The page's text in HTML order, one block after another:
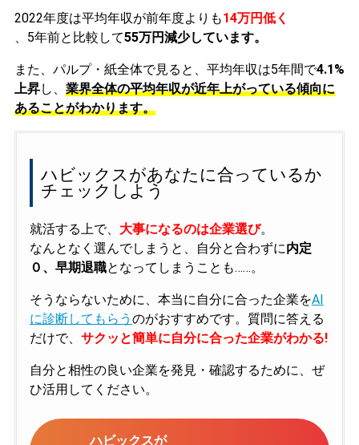
2022年度は平均年収が前年度よりも14万円低く
、5年前と比較して55万円減少しています。
また、パルプ・紙全体で見ると、平均年収は5年間で4.1%
上昇し、 業界全体の平均年収が近年上がっている傾向に
あることがわかります。
ハビックスがあなたに合っているか
チェックしよう
就活する上で、 大事になるのは企業選び。
なんとなく選んでしまうと、自分と合わずに内定
０、早期退職となってしまうことも……。
そうならないために、本当に自分に合った企業をAI
に診断してもらう のがおすすめです。質問に答える
だけで、 サクッと簡単に自分に合った企業がわかる!
自分と相性の良い企業を発見・確認するために、ぜ
ひ活用してください。
ハビックスが